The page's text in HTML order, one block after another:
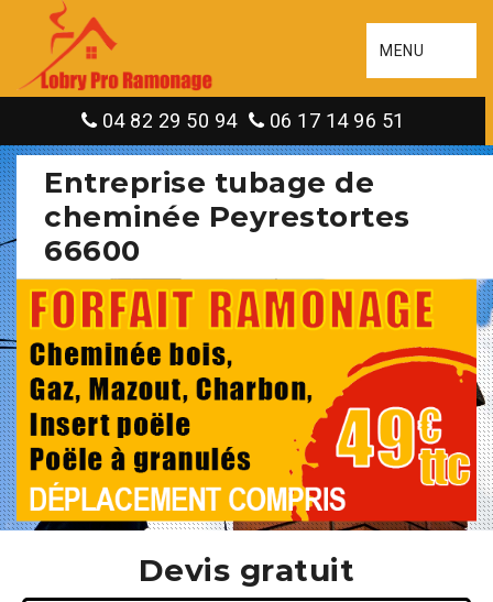
MENU
04 82 29 50 94 06 17 14 96 51
Entreprise tubage de
cheminée Peyrestortes
66600
Devis gratuit